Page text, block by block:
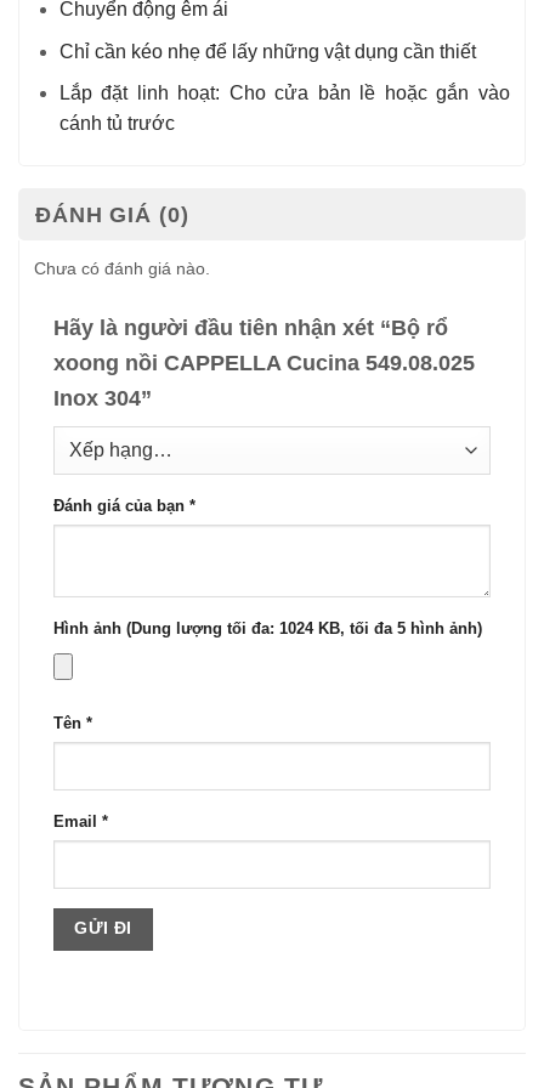
Chuyển động êm ái
Chỉ cần kéo nhẹ để lấy những vật dụng cần thiết
Lắp đặt linh hoạt: Cho cửa bản lề hoặc gắn vào
cánh tủ trước
ĐÁNH GIÁ (0)
Chưa có đánh giá nào.
Hãy là người đầu tiên nhận xét “Bộ rổ
xoong nồi CAPPELLA Cucina 549.08.025
Inox 304”
Đánh giá của bạn *
Hình ảnh (Dung lượng tối đa: 1024 KB, tối đa 5 hình ảnh)
Tên *
Email *